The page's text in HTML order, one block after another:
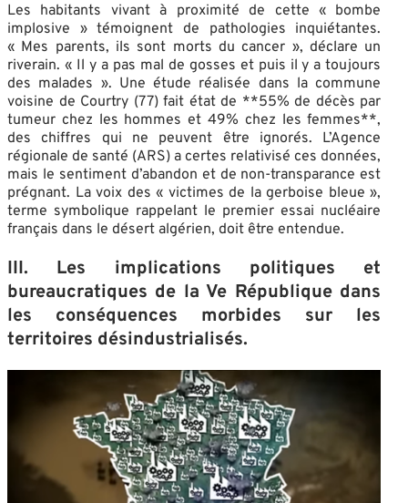
Les habitants vivant à proximité de cette « bombe
implosive » témoignent de pathologies inquiétantes.
« Mes parents, ils sont morts du cancer », déclare un
riverain. « Il y a pas mal de gosses et puis il y a toujours
des malades ». Une étude réalisée dans la commune
voisine de Courtry (77) fait état de **55% de décès par
tumeur chez les hommes et 49% chez les femmes**,
des chiffres qui ne peuvent être ignorés. L’Agence
régionale de santé (ARS) a certes relativisé ces données,
mais le sentiment d’abandon et de non-transparance est
prégnant. La voix des « victimes de la gerboise bleue »,
terme symbolique rappelant le premier essai nucléaire
français dans le désert algérien, doit être entendue.
III. Les implications politiques et
bureaucratiques de la Ve République dans
les conséquences morbides sur les
territoires désindustrialisés.